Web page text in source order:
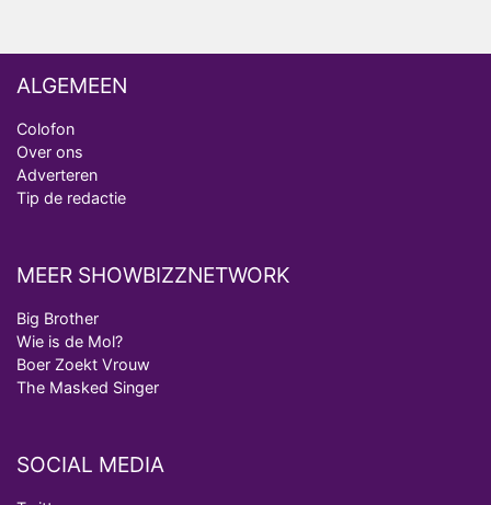
ALGEMEEN
Colofon
Over ons
Adverteren
Tip de redactie
MEER SHOWBIZZNETWORK
Big Brother
Wie is de Mol?
Boer Zoekt Vrouw
The Masked Singer
SOCIAL MEDIA